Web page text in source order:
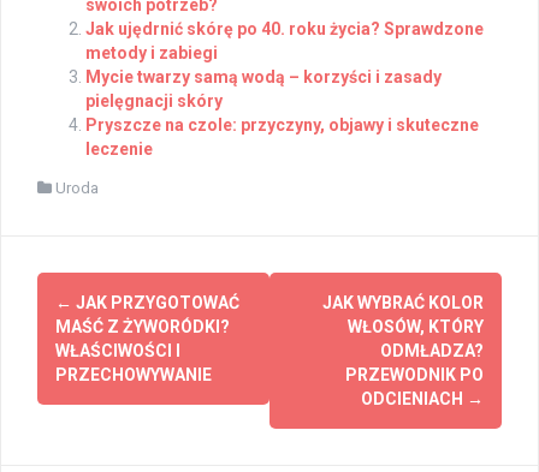
swoich potrzeb?
Jak ujędrnić skórę po 40. roku życia? Sprawdzone
metody i zabiegi
Mycie twarzy samą wodą – korzyści i zasady
pielęgnacji skóry
Pryszcze na czole: przyczyny, objawy i skuteczne
leczenie
Uroda
Post
navigation
← JAK PRZYGOTOWAĆ
MAŚĆ Z ŻYWORÓDKI?
WŁAŚCIWOŚCI I
PRZECHOWYWANIE
JAK WYBRAĆ KOLOR
WŁOSÓW, KTÓRY
ODMŁADZA?
PRZEWODNIK PO
ODCIENIACH →